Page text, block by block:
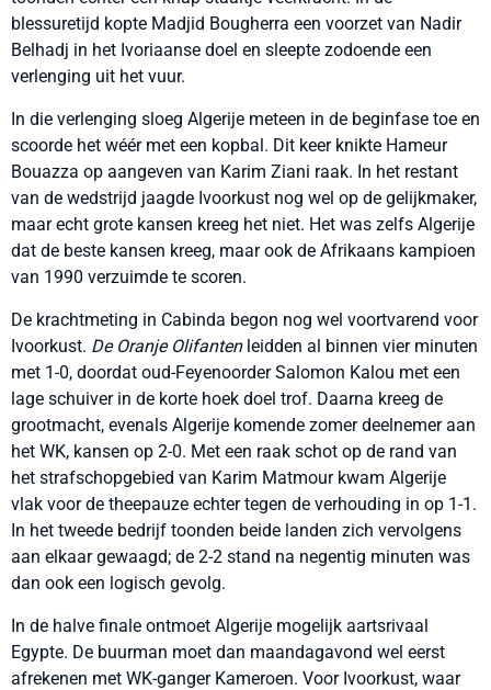
blessuretijd kopte Madjid Bougherra een voorzet van Nadir
Belhadj in het Ivoriaanse doel en sleepte zodoende een
verlenging uit het vuur.
In die verlenging sloeg Algerije meteen in de beginfase toe en
scoorde het wéér met een kopbal. Dit keer knikte Hameur
Bouazza op aangeven van Karim Ziani raak. In het restant
van de wedstrijd jaagde Ivoorkust nog wel op de gelijkmaker,
maar echt grote kansen kreeg het niet. Het was zelfs Algerije
dat de beste kansen kreeg, maar ook de Afrikaans kampioen
van 1990 verzuimde te scoren.
De krachtmeting in Cabinda begon nog wel voortvarend voor
Ivoorkust. De Oranje Olifantenleidden al binnen vier minuten
met 1-0, doordat oud-Feyenoorder Salomon Kalou met een
lage schuiver in de korte hoek doel trof. Daarna kreeg de
grootmacht, evenals Algerije komende zomer deelnemer aan
het WK, kansen op 2-0. Met een raak schot op de rand van
het strafschopgebied van Karim Matmour kwam Algerije
vlak voor de theepauze echter tegen de verhouding in op 1-1.
In het tweede bedrijf toonden beide landen zich vervolgens
aan elkaar gewaagd; de 2-2 stand na negentig minuten was
dan ook een logisch gevolg.
In de halve finale ontmoet Algerije mogelijk aartsrivaal
Egypte. De buurman moet dan maandagavond wel eerst
afrekenen met WK-ganger Kameroen. Voor Ivoorkust, waar